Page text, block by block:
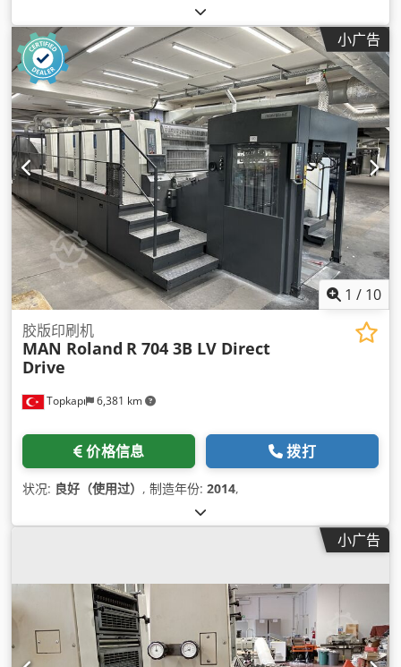
小广告
1 / 10
Topkapı 6,381 km
胶版印刷机
MAN Roland R 704 3B LV Direct
Drive
价格信息 拨打
状况: 良好（使用过） , 制造年份: 2014,
小广告